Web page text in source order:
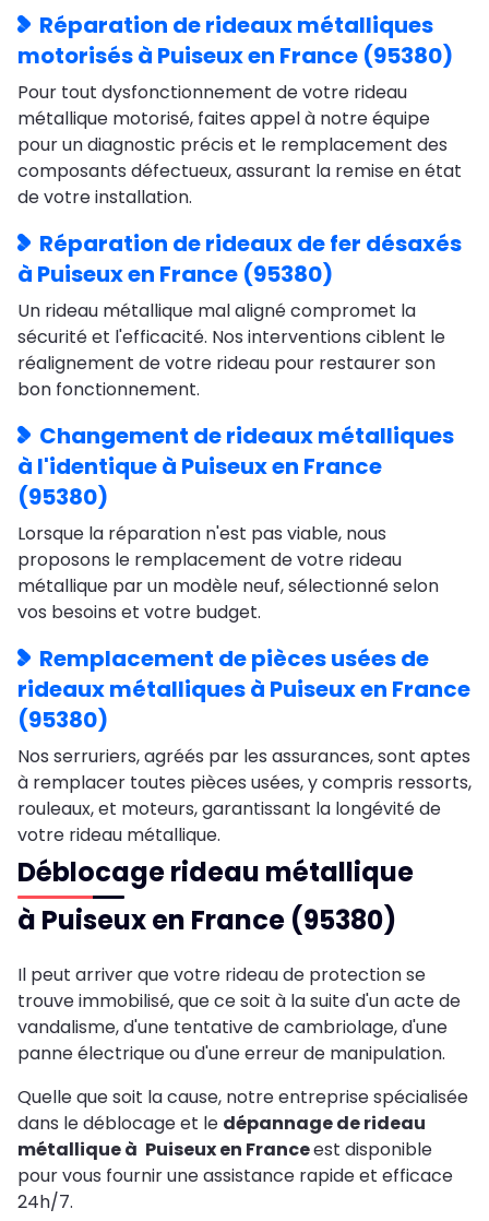
Réparation de rideaux métalliques
motorisés à Puiseux en France (95380)
Pour tout dysfonctionnement de votre rideau
métallique motorisé, faites appel à notre équipe
pour un diagnostic précis et le remplacement des
composants défectueux, assurant la remise en état
de votre installation.
Réparation de rideaux de fer désaxés
à Puiseux en France (95380)
Un rideau métallique mal aligné compromet la
sécurité et l'efficacité. Nos interventions ciblent le
réalignement de votre rideau pour restaurer son
bon fonctionnement.
Changement de rideaux métalliques
à l'identique à Puiseux en France
(95380)
Lorsque la réparation n'est pas viable, nous
proposons le remplacement de votre rideau
métallique par un modèle neuf, sélectionné selon
vos besoins et votre budget.
Remplacement de pièces usées de
rideaux métalliques à Puiseux en France
(95380)
Nos serruriers, agréés par les assurances, sont aptes
à remplacer toutes pièces usées, y compris ressorts,
rouleaux, et moteurs, garantissant la longévité de
votre rideau métallique.
Déblocage rideau métallique
à Puiseux en France (95380)
Il peut arriver que votre rideau de protection se
trouve immobilisé, que ce soit à la suite d'un acte de
vandalisme, d'une tentative de cambriolage, d'une
panne électrique ou d'une erreur de manipulation.
Quelle que soit la cause, notre entreprise spécialisée
dans le déblocage et le dépannage de rideau
métallique à Puiseux en Franceest disponible
pour vous fournir une assistance rapide et efficace
24h/7.